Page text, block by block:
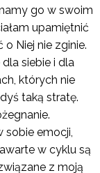
go w swoim
upamiętnić
Niej nie zginie.
siebie i dla
których nie
taką stratę.
sobie emocji,
w cyklu są
z moją